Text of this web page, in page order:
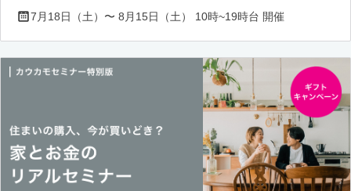
7月18日（土）〜 8月15日（土） 10時~19時台 開催